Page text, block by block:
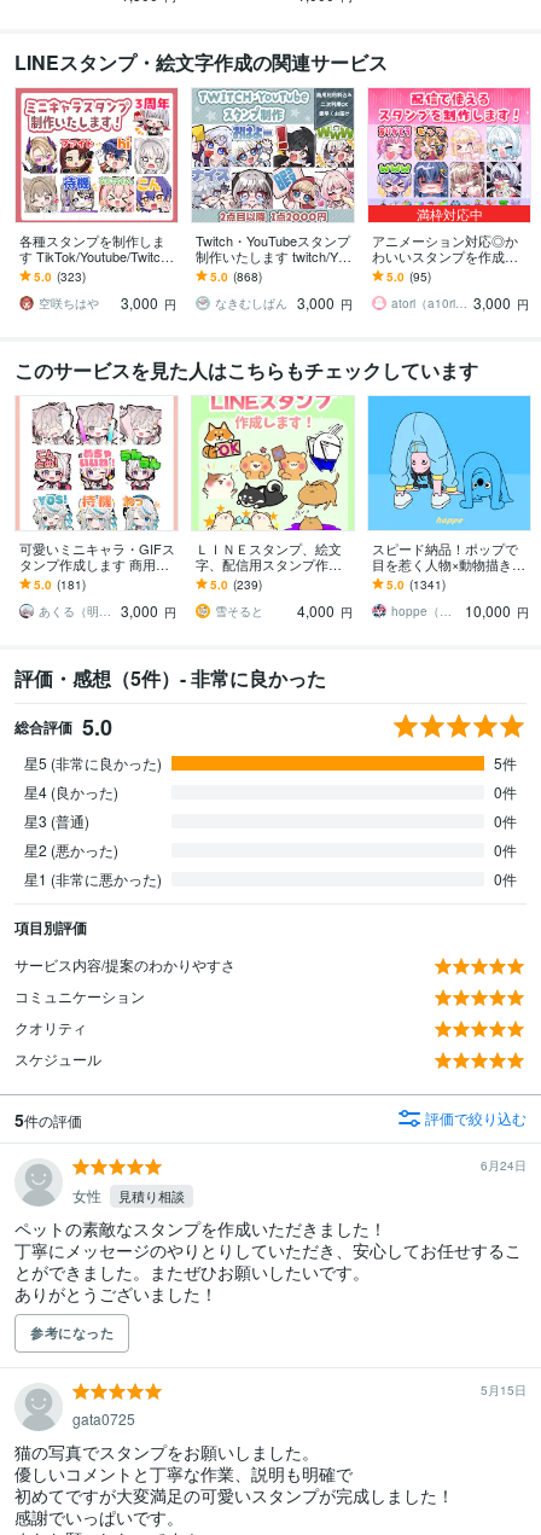
LINEスタンプ・絵文字作成の関連サービス
各種スタンプを制作しま
す TikTok/Youtube/Twitch
など各種対応中！
5.0 (323)
空咲ちはや
3,000 円
Twitch・YouTubeスタンプ
制作いたします twitch/You
Tube/tiktok配信用スタンプ
制作
5.0 (868)
なきむしぱん
3,000 円
満枠対応中
アニメーション対応◎か
わいいスタンプを作成し
ます 企業実績多数有！Yo
uTube・Twitch・TikTok☆
5.0 (95)
atori（a10ri_p） 3,000 円
このサービスを見た人はこちらもチェックしています
可愛いミニキャラ・GIFス
タンプ作成します 商用込
み！Twitch,Youtube,LINE
用など＊
5.0 (181)
あくる（明来）※来年納品分︰受付中
3,000 円
ＬＩＮＥスタンプ、絵文
字、配信用スタンプ作成
します かわいい系からシ
ュール系まで様々な絵柄
に対応いたします
5.0 (239)
雪そると
4,000 円
スピード納品！ポップで
目を惹く人物×動物描きま
す 挿絵・動画・グッズな
ど鮮やかな配色で個性を
出したい方へ
5.0 (1341)
hoppe（ほっぺ）
10,000 円
評価・感想（5件）- 非常に良かった
総合評価 5.0
星5 (非常に良かった)
5件
星4 (良かった)
0件
星3 (普通)
0件
星2 (悪かった)
0件
星1 (非常に悪かった)
0件
項目別評価
サービス内容/提案のわかりやすさ
コミュニケーション
クオリティ
スケジュール
5件の評価 評価で絞り込む
6月24日
女性 見積り相談
ペットの素敵なスタンプを作成いただきました！
丁寧にメッセージのやりとりしていただき、安心してお任せするこ
とができました。またぜひお願いしたいです。
ありがとうございました！
参考になった
5月15日
gata0725
猫の写真でスタンプをお願いしました。
優しいコメントと丁寧な作業、説明も明確で
初めてですが大変満足の可愛いスタンプが完成しました！
感謝でいっぱいです。